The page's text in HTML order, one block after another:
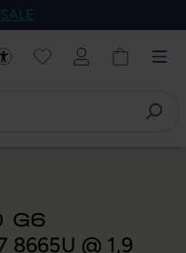
springen
G6
8665U @ 1,9